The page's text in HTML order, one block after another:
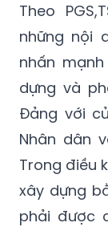
Theo
những nội
nhấn
dựng và
Đảng với
Nhân dân
Trong điều
xây dựng
phải được